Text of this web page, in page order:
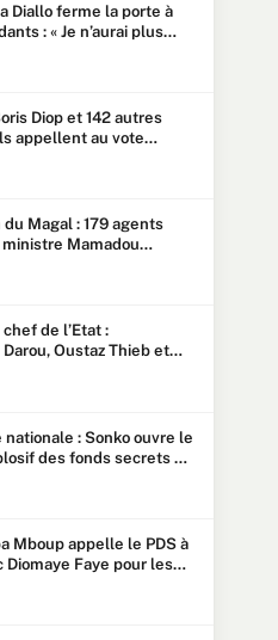
Diallo ferme la porte à
: « Je n’aurai plus
mari »
Diop et 142 autres
appellent au vote
révision
Magal : 179 agents
Mamadou
exige des explications
de l’Etat :
Oustaz Thieb et
lourdement
: Sonko ouvre le
des fonds secrets et
présidentiel
Mboup appelle le PDS à
Diomaye Faye pour les
Sonko